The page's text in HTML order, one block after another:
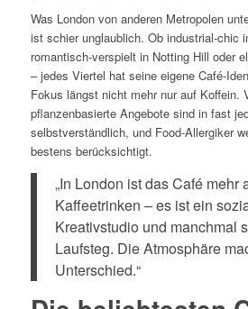
Was London von anderen Metropolen
ist schier unglaublich. Ob industrial-chic
romantisch-verspielt in Notting Hill oder
– jedes Viertel hat seine eigene Café-
Fokus längst nicht mehr nur auf Koffein.
pflanzenbasierte Angebote sind in fast
selbstverständlich, und Food-Allergiker
bestens berücksichtigt.
„In London ist das Café mehr
Kaffeetrinken – es ist ein
Kreativstudio und manchmal
Laufsteg. Die Atmosphäre
Unterschied.“